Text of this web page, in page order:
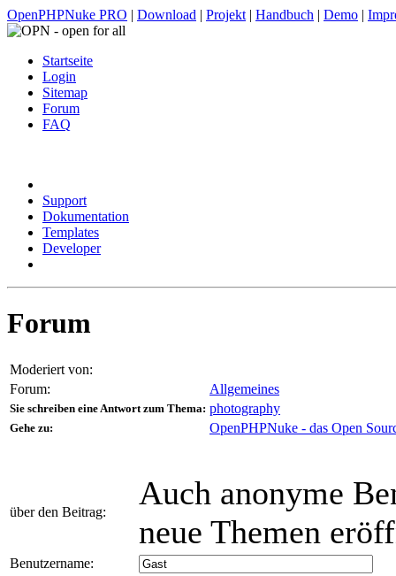
OpenPHPNuke PRO | Download | Projekt | Handbuch | Demo |
Startseite
Login
Sitemap
Forum
FAQ
Support
Dokumentation
Templates
Developer
Forum
Moderiert von:
Forum:
Allgemeines
Sie schreiben eine Antwort zum Thema: photography
Gehe zu: OpenPHPNuke - das Open
über den Beitrag:
Auch anonyme
neue Themen
Benutzername: